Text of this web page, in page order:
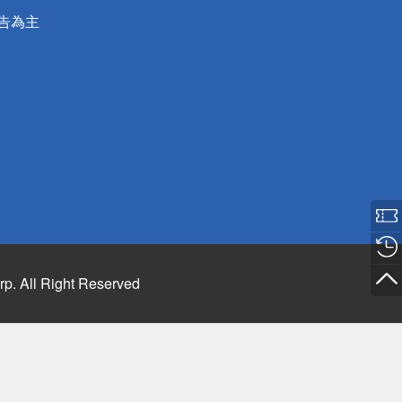
為主
All Right Reserved